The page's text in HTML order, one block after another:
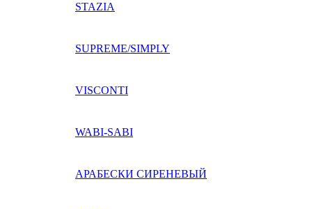
STAZIA
SUPREME/SIMPLY
VISCONTI
WABI-SABI
АРАБЕСКИ СИРЕНЕВЫЙ